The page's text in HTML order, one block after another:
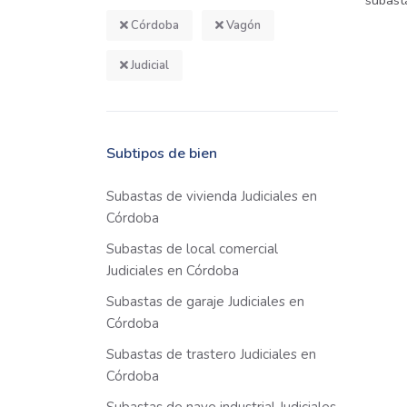
Córdoba Vagón
Judicial
Subtipos de bien
Subastas de vivienda Judiciales en
Córdoba
Subastas de local comercial
Judiciales en Córdoba
Subastas de garaje Judiciales en
Córdoba
Subastas de trastero Judiciales en
Córdoba